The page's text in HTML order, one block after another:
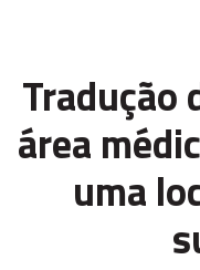
Tradução
área
uma